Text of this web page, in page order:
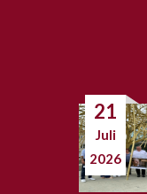
21
Juli
2026